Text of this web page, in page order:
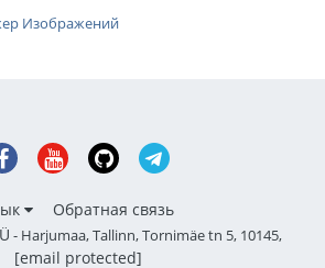
Изображений
Обратная связь
- Harjumaa, Tallinn, Tornimäe tn 5, 10145,
[email protected]